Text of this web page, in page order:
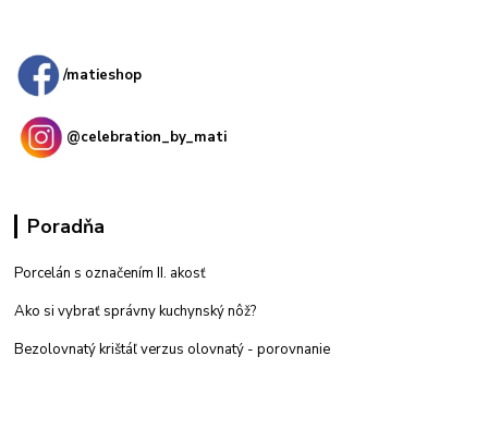
/matieshop
@celebration_by_mati
Poradňa
Porcelán s označením II. akosť
Ako si vybrať správny kuchynský nôž?
Bezolovnatý krištáľ verzus olovnatý - porovnanie